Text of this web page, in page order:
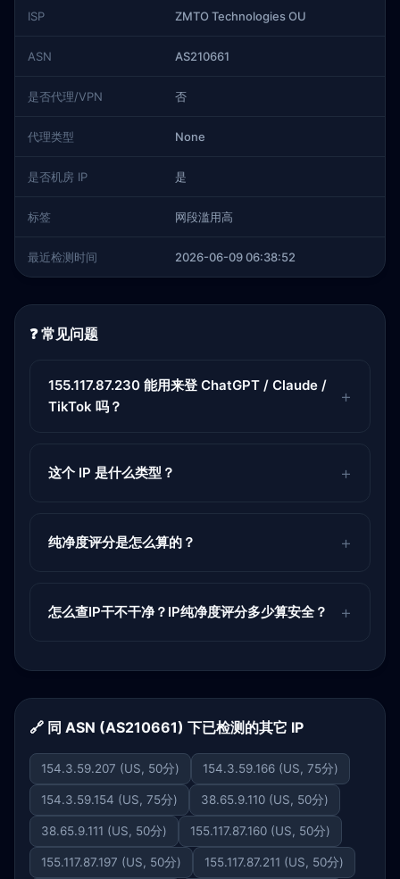
ISP ZMTO Technologies OU
ASN AS210661
是否代理/VPN 否
代理类型 None
是否机房 IP 是
标签 网段滥用高
最近检测时间 2026-06-09 06:38:52
❓ 常见问题
155.117.87.230 能用来登 ChatGPT / Claude /
TikTok 吗？
这个 IP 是什么类型？
纯净度评分是怎么算的？
怎么查IP干不干净？IP纯净度评分多少算安全？
🔗 同 ASN (AS210661) 下已检测的其它 IP
154.3.59.207 (US, 50分) 154.3.59.166 (US, 75分)
154.3.59.154 (US, 75分) 38.65.9.110 (US, 50分)
38.65.9.111 (US, 50分) 155.117.87.160 (US, 50分)
155.117.87.197 (US, 50分) 155.117.87.211 (US, 50分)